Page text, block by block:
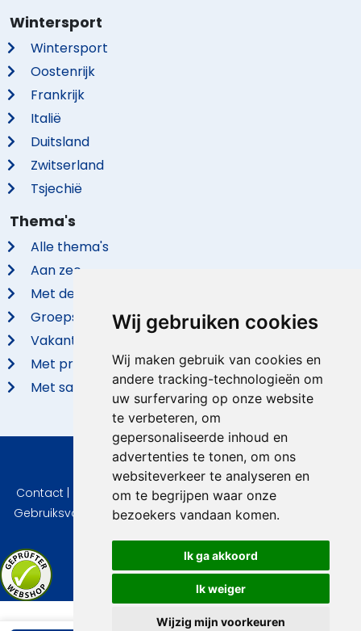
Wij gebruiken cookies
Wij maken gebruik van cookies en
andere tracking-technologieën om
uw surfervaring op onze website
te verbeteren, om
gepersonaliseerde inhoud en
advertenties te tonen, om ons
websiteverkeer te analyseren en
om te begrijpen waar onze
bezoekers vandaan komen.
Ik ga akkoord
Ik weiger
Wijzig mijn voorkeuren
Wintersport
Wintersport
Oostenrijk
Frankrijk
Italië
Duitsland
Zwitserland
Tsjechië
Thema's
Alle thema's
Aan zee
Met de hond
Groepsaccommodaties
Vakantieparken
Met privé zwembad
Met sauna
© 2026 VidaVilla.com
Contact Privacy|Cookie instellingen|Herroepingsrecht
Gebruiksvoorwaarden|Imprint|Informatie Beoordelingen